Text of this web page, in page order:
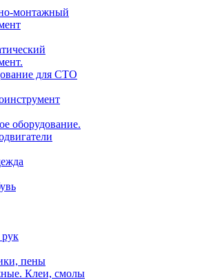
монтажный
для СТО
оборудование.
пены
Клеи, смолы